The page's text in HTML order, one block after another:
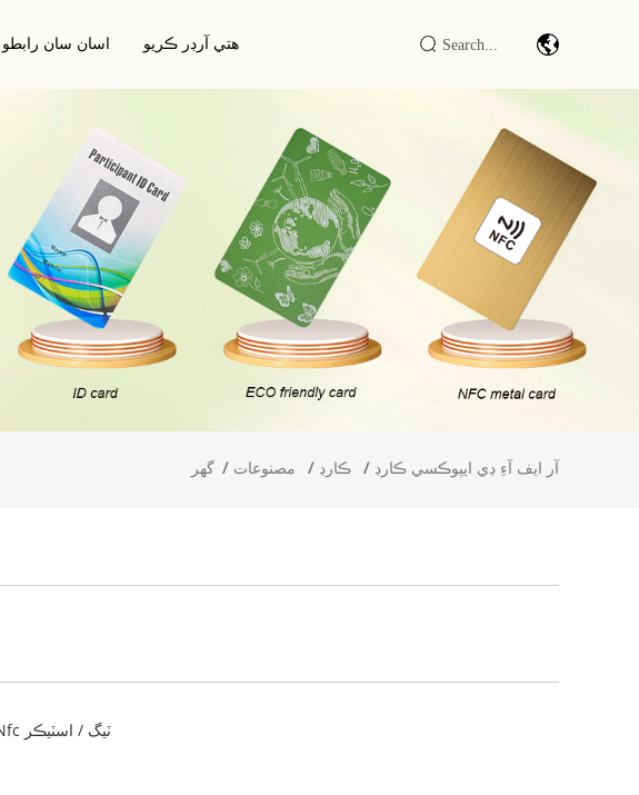
آر ايف آءِ ڊي بلاڪنگ ڪارڊ
آر ايف آءِ ڊي بلاڪنگ آستين
آر ايف آءِ ڊي بلاڪنگ والٽ
بارڪوڊ اسڪين ماڊيول/انجڻ
صنعتي IOT DTU/RTU
آر ايف آءِ ڊي ايل ايف/ايف ايف/يو ايڇ
ايف ريڊر/رائيٽر
آر ايف آءِ ڊي سمارٽ ڪابينا / ٽرمينل
اسان سان هتي آرڊر ڪريو
گھر مصنوعات ڪارڊ آر ايف آءِ ڊي ايپوڪسي ڪارڊ